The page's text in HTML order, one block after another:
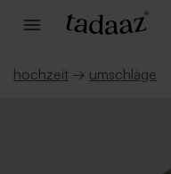
hochzeit → umschläge